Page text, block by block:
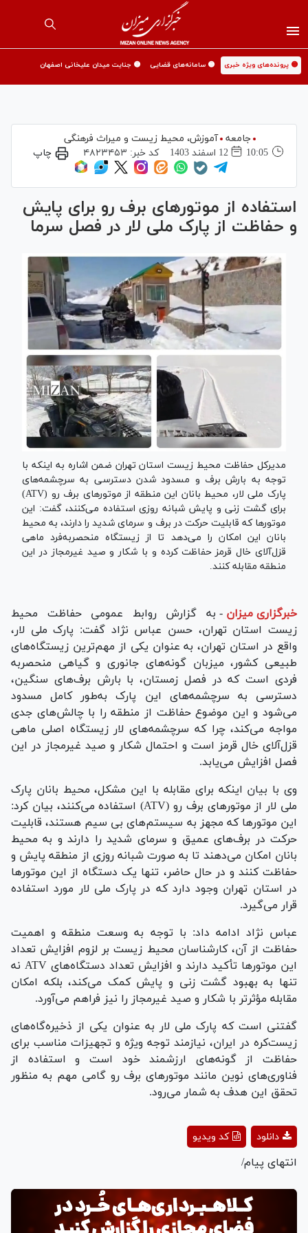
🟡 پرونده‌های ویژه خبری 🟡 سامانه‌های قضایی 🟡 جنایت میدان علیخانی اصفهان
جامعه
آموزش،‌ محیط زیست و میراث فرهنگی
10:05
12 اسفند 1403 کد خبر: ۴۸۲۳۴۵۳ چاپ
استفاده از موتور‌های برف رو برای پایش
و حفاظت از پارک ملی لار در فصل سرما
مدیرکل حفاظت محیط زیست استان تهران ضمن اشاره به اینکه با
توجه به بارش برف و مسدود شدن دسترسی به سرچشمه‌های
پارک ملی لار، محیط بانان این منطقه از موتور‌های برف رو (ATV)
برای گشت زنی و پایش شبانه روزی استفاده می‌کنند، گفت: این
موتور‌ها که قابلیت حرکت در برف و سرمای شدید را دارند، به محیط
بانان این امکان را می‌دهد تا از زیستگاه منحصر‌به‌فرد ماهی
قزل‌آلای خال قرمز حفاظت کرده و با شکار و صید غیرمجاز در این
منطقه مقابله کنند.
خبرگزاری میزان - به گزارش روابط عمومی حفاظت محیط
زیست استان تهران، حسن عباس نژاد گفت: پارک ملی لار،
واقع در استان تهران، به عنوان یکی از مهم‌ترین زیستگاه‌های
طبیعی کشور، میزبان گونه‌های جانوری و گیاهی منحصربه
فردی است که در فصل زمستان، با بارش برف‌های سنگین،
دسترسی به سرچشمه‌های این پارک به‌طور کامل مسدود
می‌شود و این موضوع حفاظت از منطقه را با چالش‌های جدی
مواجه می‌کند، چرا که سرچشمه‌های لار زیستگاه اصلی ماهی
قزل‌آلای خال قرمز است و احتمال شکار و صید غیرمجاز در این
فصل افزایش می‌یابد.
وی با بیان اینکه برای مقابله با این مشکل، محیط بانان پارک
ملی لار از موتور‌های برف رو (ATV) استفاده می‌کنند، بیان کرد:
این موتور‌ها که مجهز به سیستم‌های بی سیم هستند، قابلیت
حرکت در برف‌های عمیق و سرمای شدید را دارند و به محیط
بانان امکان می‌دهند تا به صورت شبانه روزی از منطقه پایش و
حفاظت کنند و در حال حاضر، تنها یک دستگاه از این موتور‌ها
در استان تهران وجود دارد که در پارک ملی لار مورد استفاده
قرار می‌گیرد.
عباس نژاد ادامه داد: با توجه به وسعت منطقه و اهمیت
حفاظت از آن، کارشناسان محیط زیست بر لزوم افزایش تعداد
این موتور‌ها تأکید دارند و افزایش تعداد دستگاه‌های ATV نه
تنها به بهبود گشت زنی و پایش کمک می‌کند، بلکه امکان
مقابله مؤثرتر با شکار و صید غیرمجاز را نیز فراهم می‌آورد.
گفتنی است که پارک ملی لار به عنوان یکی از ذخیره‌گاه‌های
زیست‌کره در ایران، نیازمند توجه ویژه و تجهیزات مناسب برای
حفاظت از گونه‌های ارزشمند خود است و استفاده از
فناوری‌های نوین مانند موتور‌های برف رو گامی مهم به منظور
تحقق این هدف به شمار می‌رود.
Playکد ویدیو دانلود
انتهای پیام/